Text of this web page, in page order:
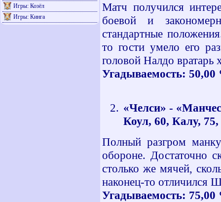
Игры: Козёл
Игры: Кинга
Матч получился
боевой и
стандартные
то гости умело его
головой Налдо вратарь
Угадываемость: 50,00
«Челси» -
Коул, 60, Калу,
Полный разгром
обороне. Достаточно
столько же мячей,
наконец-то отличился
Угадываемость: 75,00